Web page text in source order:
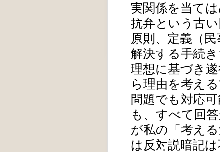
実関係を当て
抗弁という古
原則、定義（
解決する手続
理想に基づき
ら理由を考え
問題でも対応
も、すべて回
が私の「考え
は反対説暗記